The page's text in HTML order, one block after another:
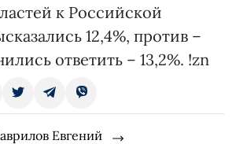
к Российской
12,4%, против –
ответить – 13,2%. !zn
Евгений